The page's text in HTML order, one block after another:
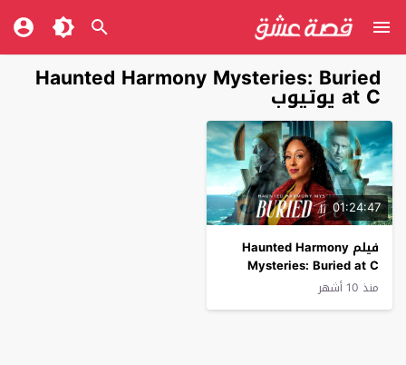
Haunted Harmony Mysteries: Buried
at C يوتيوب
01:24:47
فيلم Haunted Harmony
Mysteries: Buried at C
2025 مترجم
منذ 10 أشهر